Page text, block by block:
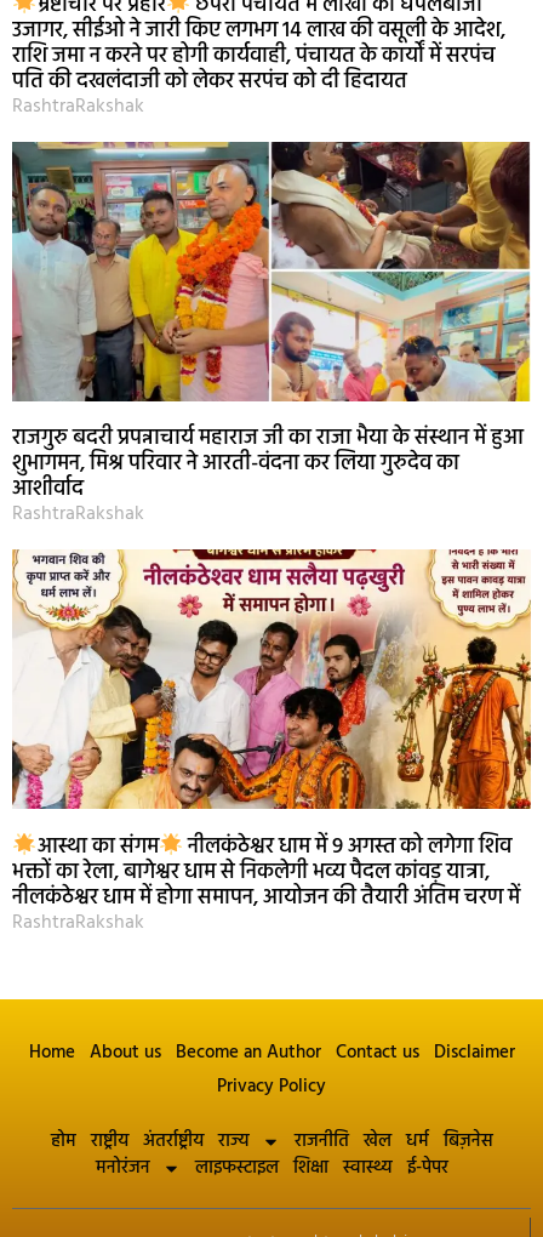
उजागर, सीईओ ने जारी किए लगभग 14 लाख की वसूली के आदेश,
राशि जमा न करने पर होगी कार्यवाही, पंचायत के कार्यों में सरपंच
पति की दखलंदाजी को लेकर सरपंच को दी हिदायत
RashtraRakshak
राजगुरु बदरी प्रपन्नाचार्य महाराज जी का राजा भैया के संस्थान में हुआ
शुभागमन, मिश्र परिवार ने आरती-वंदना कर लिया गुरुदेव का
आशीर्वाद
RashtraRakshak
आस्था का संगम नीलकंठेश्वर धाम में 9 अगस्त को लगेगा शिव
भक्तों का रेला, बागेश्वर धाम से निकलेगी भव्य पैदल कांवड़ यात्रा,
नीलकंठेश्वर धाम में होगा समापन, आयोजन की तैयारी अंतिम चरण में
RashtraRakshak
Home About us Become an Author Contact us Disclaimer
Privacy Policy
होम राष्ट्रीय अंतर्राष्ट्रीय राज्य राजनीति खेल धर्म बिज़नेस
मनोरंजन
लाइफस्टाइल शिक्षा स्वास्थ्य ई-पेपर